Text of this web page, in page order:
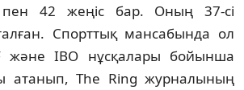
42 жеңіс бар. Оның 37-сі
Спорттық мансабында ол
және IBO нұсқалары бойынша
атанып, The Ring журналының